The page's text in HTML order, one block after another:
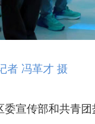
者 冯革才 摄
宣传部和共青